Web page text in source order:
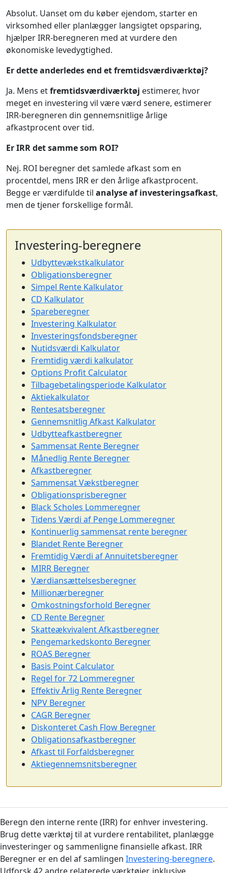
Absolut. Uanset om du køber ejendom, starter en
virksomhed eller planlægger langsigtet opsparing,
hjælper IRR-beregneren med at vurdere den
økonomiske levedygtighed.
Er dette anderledes end et fremtidsværdiværktøj?
Ja. Mens etfremtidsværdiværktøj estimerer, hvor
meget en investering vil være værd senere, estimerer
IRR-beregneren din gennemsnitlige årlige
afkastprocent over tid.
Er IRR det samme som ROI?
Nej. ROI beregner det samlede afkast som en
procentdel, mens IRR er den årlige afkastprocent.
Begge er værdifulde til analyse af investeringsafkast,
men de tjener forskellige formål.
Investering-beregnere
Udbyttevækstkalkulator
Obligationsberegner
Simpel Rente Kalkulator
CD Kalkulator
Spareberegner
Investering Kalkulator
Investeringsfondsberegner
Nutidsværdi Kalkulator
Fremtidig værdi kalkulator
Options Profit Calculator
Tilbagebetalingsperiode Kalkulator
Aktiekalkulator
Rentesatsberegner
Gennemsnitlig Afkast Kalkulator
Udbytteafkastberegner
Sammensat Rente Beregner
Månedlig Rente Beregner
Afkastberegner
Sammensat Vækstberegner
Obligationsprisberegner
Black Scholes Lommeregner
Tidens Værdi af Penge Lommeregner
Kontinuerlig sammensat rente beregner
Blandet Rente Beregner
Fremtidig Værdi af Annuitetsberegner
MIRR Beregner
Værdiansættelsesberegner
Millionærberegner
Omkostningsforhold Beregner
CD Rente Beregner
Skatteækvivalent Afkastberegner
Pengemarkedskonto Beregner
ROAS Beregner
Basis Point Calculator
Regel for 72 Lommeregner
Effektiv Årlig Rente Beregner
NPV Beregner
CAGR Beregner
Diskonteret Cash Flow Beregner
Obligationsafkastberegner
Afkast til Forfaldsberegner
Aktiegennemsnitsberegner
Beregn den interne rente (IRR) for enhver investering.
Brug dette værktøj til at vurdere rentabilitet, planlægge
investeringer og sammenligne finansielle afkast. IRR
Beregner er en del af samlingen Investering-beregnere.